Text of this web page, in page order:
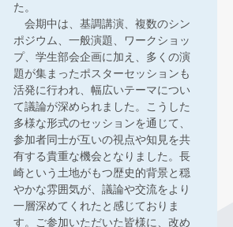
た。
会期中は、基調講演、複数のシン
ポジウム、一般演題、ワークショッ
プ、学生部会企画に加え、多くの演
題が集まったポスターセッションも
活発に行われ、幅広いテーマについ
て議論が深められました。こうした
多様な形式のセッションを通じて、
参加者同士が互いの視点や知見を共
有する貴重な機会となりました。長
崎という土地がもつ歴史的背景と穏
やかな雰囲気が、議論や交流をより
一層深めてくれたと感じておりま
す。ご参加いただいた皆様に、改め